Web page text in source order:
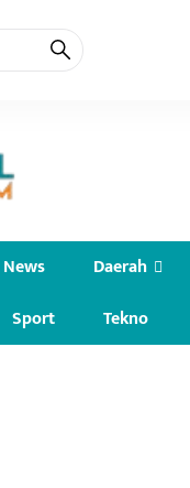
News Daerah
Sport Tekno